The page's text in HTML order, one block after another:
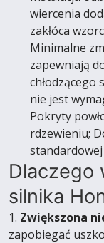
wiercenia
zakłóca
Minimalne
zapewniają
chłodzącego
nie jest
Pokryty
rdzewieniu;
Dlaczego
silnika
1. Zwiększona
zapobiegać